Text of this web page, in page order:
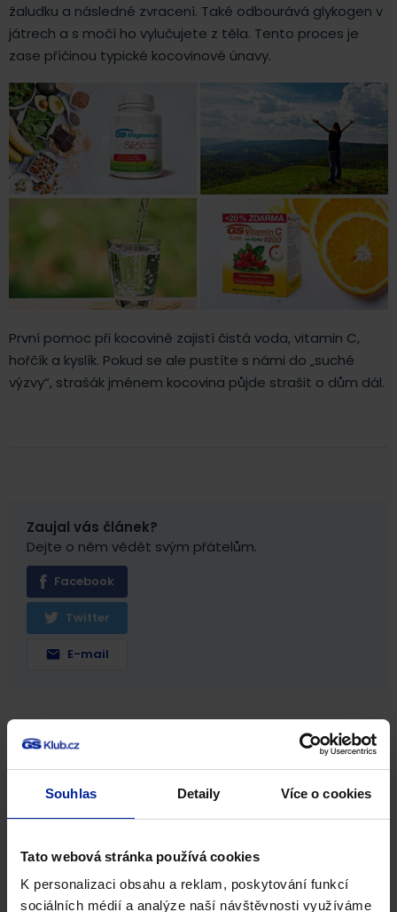
Souhlas Detaily Více o cookies
Tato webová stránka používá cookies
K personalizaci obsahu a reklam, poskytování funkcí
sociálních médií a analýze naší návštěvnosti využíváme
žaludku a následné zvracení. Také odbourává glykogen v
játrech a s močí ho vylučujete z těla. Tento proces je
zase příčinou typické kocovinové únavy.
První pomoc při kocovině zajistí čistá voda, vitamin C,
hořčík a kyslík. Pokud se ale pustíte s námi do „suché
výzvy“, strašák jménem kocovina půjde strašit o dům dál.
Zaujal vás článek?
Dejte o něm vědět svým přátelům.
Facebook
Twitter
E-mail
Související produkty